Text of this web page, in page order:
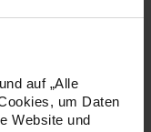
auf „Alle
um Daten
Website und